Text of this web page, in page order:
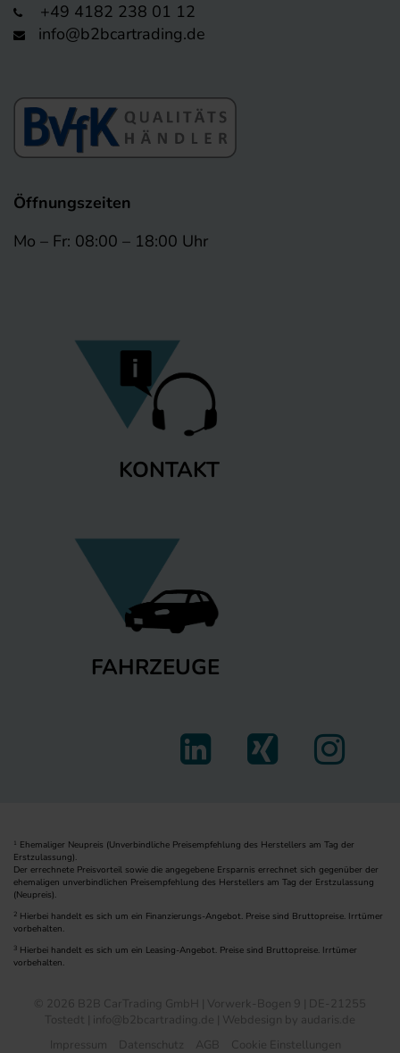
+49 4182 238 01 12
info@b2bcartrading.de
Öffnungszeiten
Mo – Fr: 08:00 – 18:00 Uhr
KONTAKT
FAHRZEUGE
1
Ehemaliger Neupreis (Unverbindliche Preisempfehlung des Herstellers am Tag der
Erstzulassung).
Der errechnete Preisvorteil sowie die angegebene Ersparnis errechnet sich gegenüber der
ehemaligen unverbindlichen Preisempfehlung des Herstellers am Tag der Erstzulassung
(Neupreis).
2 Hierbei handelt es sich um ein Finanzierungs-Angebot. Preise sind Bruttopreise. Irrtümer
vorbehalten.
3 Hierbei handelt es sich um ein Leasing-Angebot. Preise sind Bruttopreise. Irrtümer
vorbehalten.
© 2026 B2B CarTrading GmbH | Vorwerk-Bogen 9 | DE-21255
Tostedt | info@b2bcartrading.de | Webdesign by audaris.de
Impressum
Datenschutz AGB Cookie Einstellungen